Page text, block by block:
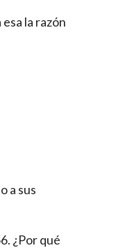
la razón
a sus
¿Por qué